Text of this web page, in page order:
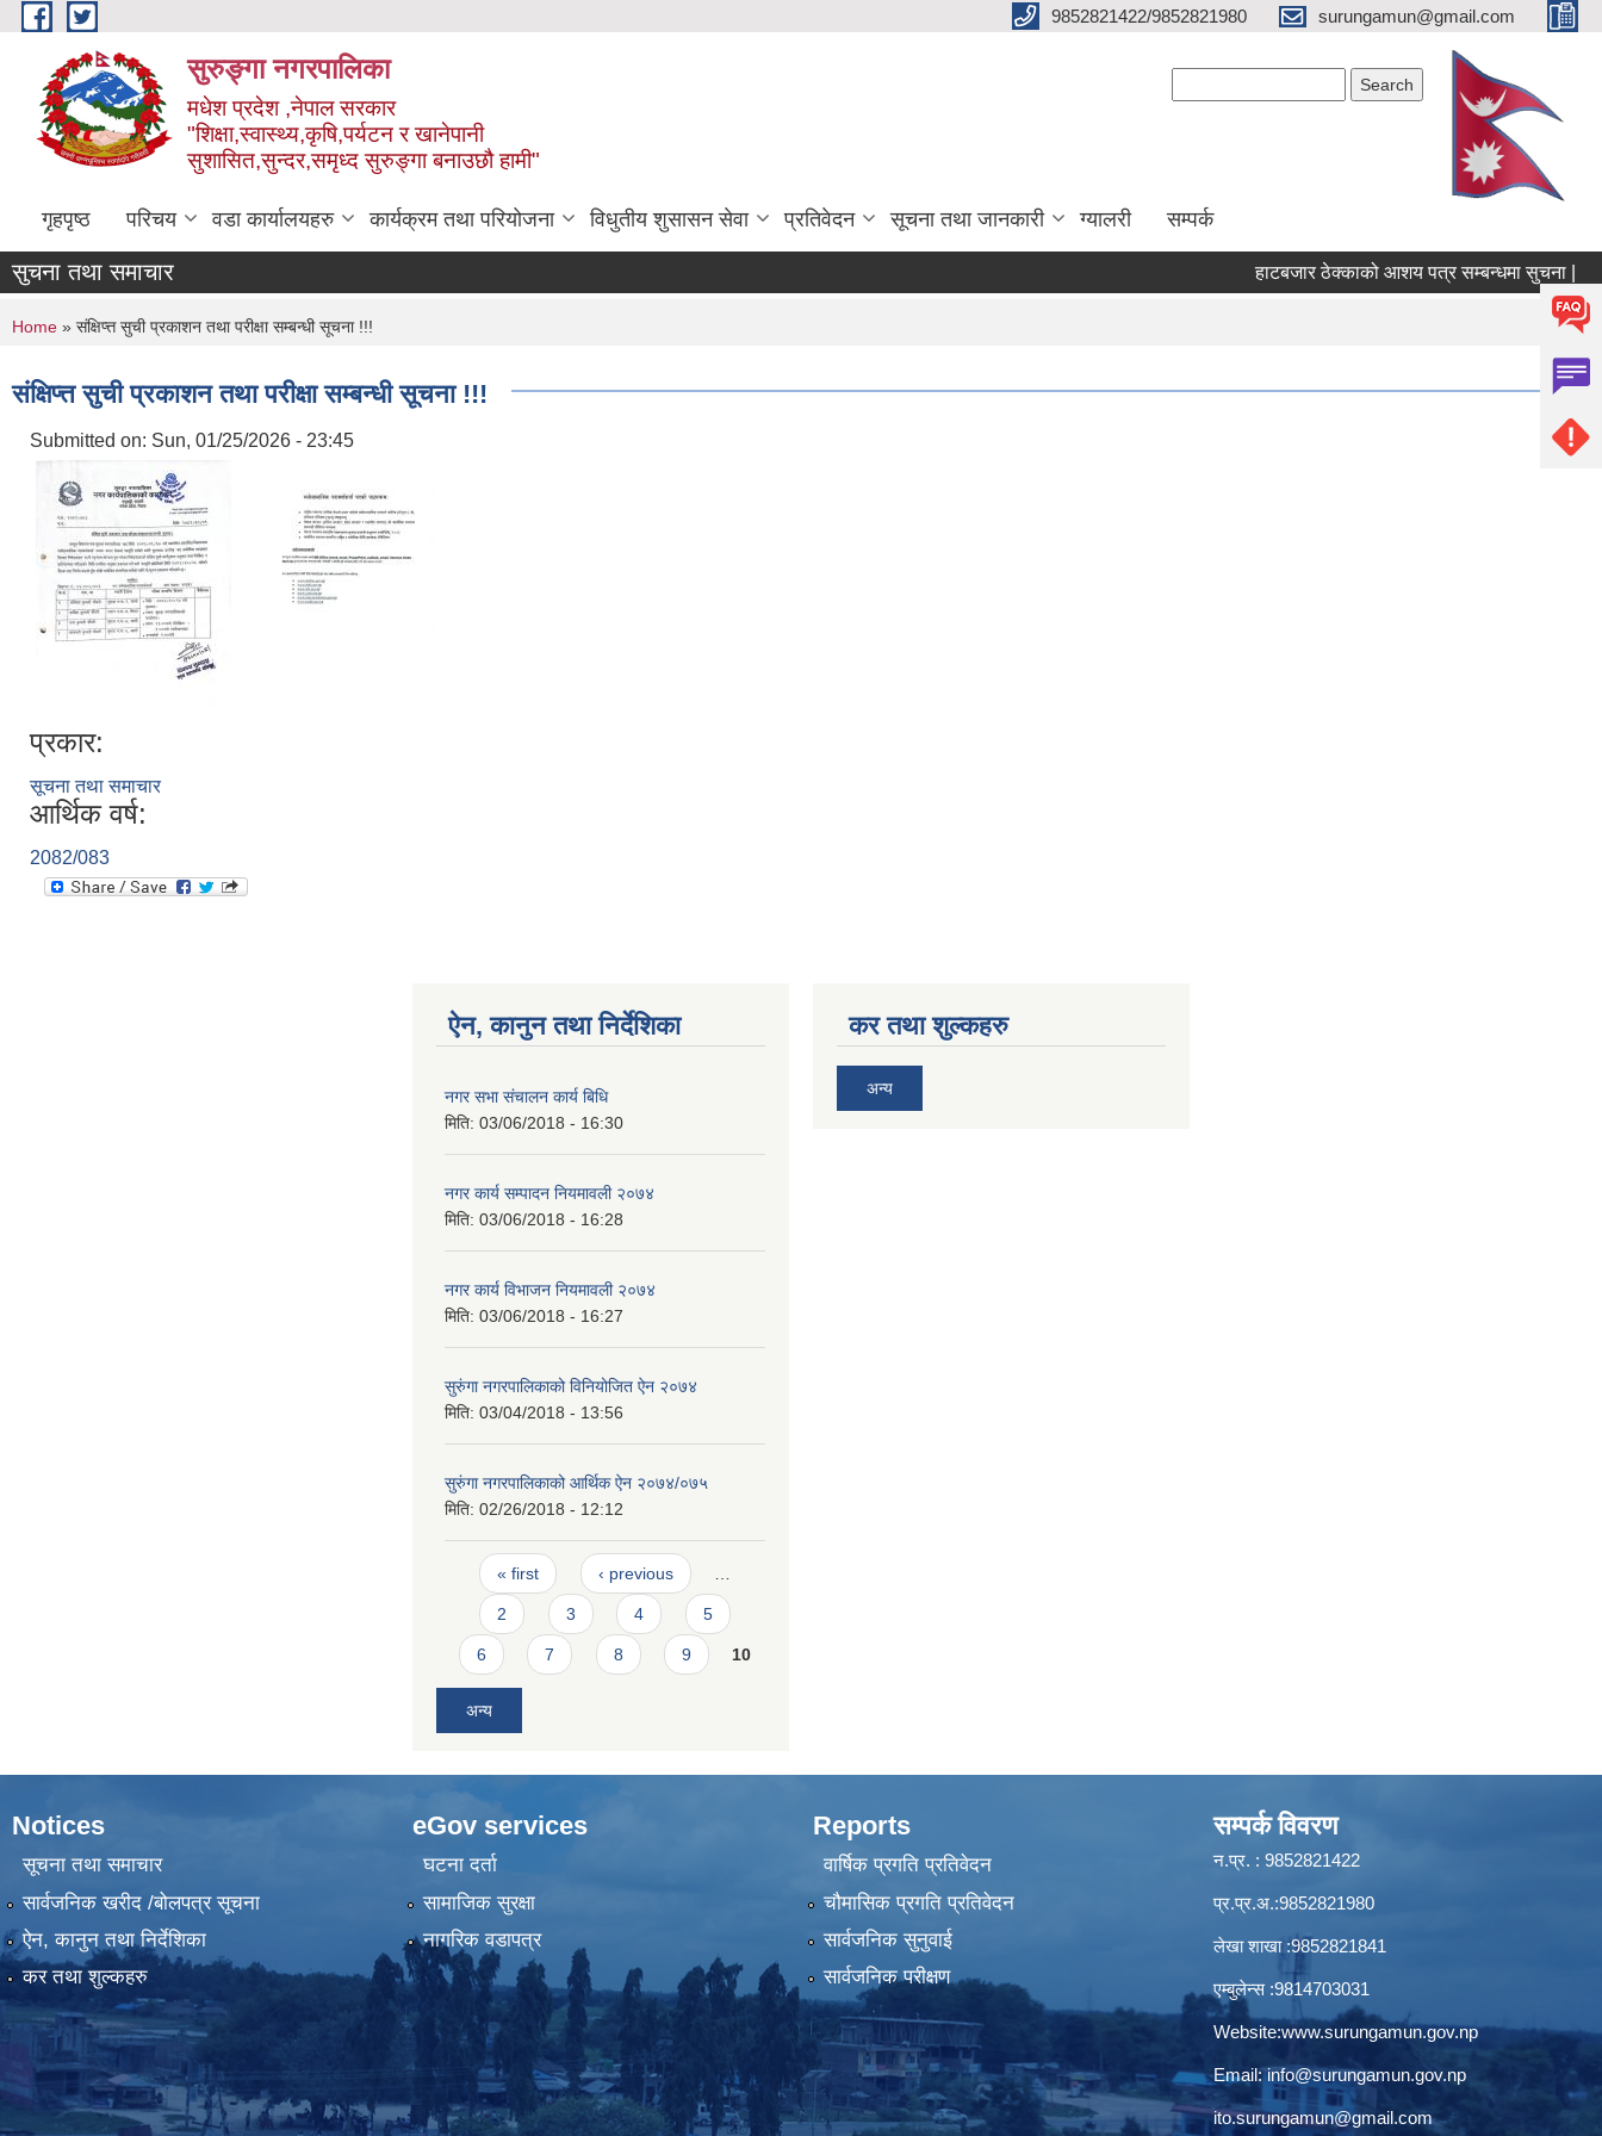
Skip to main content 9852821422/9852821980 surungamun@gmail.com
सुरुङ्‍गा नगरपालिका
मधेश प्रदेश ,नेपाल सरकार
"शिक्षा,स्वास्थ्य,कृषि,पर्यटन र खानेपानी
सुशासित,सुन्दर,समृध्द सुरुङ्गा बनाउछौ हामी"
गृहपृष्ठ परिचय वडा कार्यालयहरु कार्यक्रम तथा परियोजना विधुतीय शुसासन सेवा प्रतिवेदन सूचना तथा जानकारी ग्यालरी सम्पर्क
सुचना तथा समाचार हाटबजार ठेक्काको आशय पत्र सम्बन्धमा सुचना |
You are here
Home » संक्षिप्त्त सुची प्रकाशन तथा परीक्षा सम्बन्धी सूचना !!!
संक्षिप्त्त सुची प्रकाशन तथा परीक्षा सम्बन्धी सूचना !!!
Submitted on: Sun, 01/25/2026 - 23:45
प्रकार:
सूचना तथा समाचार
आर्थिक वर्ष:
2082/083
ऐन, कानुन तथा निर्देशिका
नगर सभा संचालन कार्य बिधि
मिति: 03/06/2018 - 16:30
नगर कार्य सम्पादन नियमावली २०७४
मिति: 03/06/2018 - 16:28
नगर कार्य विभाजन नियमावली २०७४
मिति: 03/06/2018 - 16:27
सुरुंगा नगरपालिकाको विनियोजित ऐन २०७४
मिति: 03/04/2018 - 13:56
सुरुंगा नगरपालिकाको आर्थिक ऐन २०७४/०७५
मिति: 02/26/2018 - 12:12
Pages
« first ‹ previous …
2 3 4 5
6 7 8 9 10
अन्य
कर तथा शुल्कहरु
अन्य
Notices
सूचना तथा समाचार
सार्वजनिक खरीद /बोलपत्र सूचना
ऐन, कानुन तथा निर्देशिका
कर तथा शुल्कहरु
eGov services
घटना दर्ता
सामाजिक सुरक्षा
नागरिक वडापत्र
Reports
वार्षिक प्रगति प्रतिवेदन
चौमासिक प्रगति प्रतिवेदन
सार्वजनिक सुनुवाई
सार्वजनिक परीक्षण
सम्पर्क विवरण
न.प्र. : 9852821422
प्र.प्र.अ.:9852821980
लेखा शाखा :9852821841
एम्बुलेन्स :9814703031
Website:www.surungamun.gov.np
Email:info@surungamun.gov.np
ito.surungamun@gmail.com